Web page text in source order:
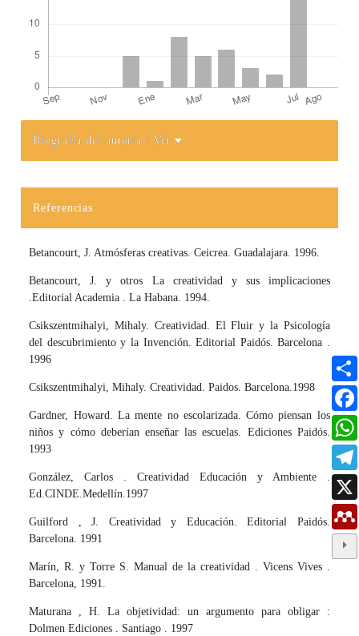
Biografía del autor/a/ Ver
Referencias
Betancourt, J. Atmósferas creativas. Ceicrea. Guadalajara. 1996.
Betancourt, J. y otros La creatividad y sus implicaciones
.Editorial Academia . La Habana. 1994.
Csikszentmihalyi, Mihaly. Creatividad. El Fluir y la Psicología
del descubrimiento y la Invención. Editorial Paidós. Barcelona .
1996
Csikszentmihalyi, Mihaly. Creatividad. Paidos. Barcelona.1998
Gardner, Howard. La mente no escolarizada. Cómo piensan los
niños y cómo deberían enseñar las escuelas. Ediciones Paidós.
1993
González, Carlos . Creatividad Educación y Ambiente .
Ed.CINDE.Medellín.1997
Guilford , J. Creatividad y Educación. Editorial Paidós.
Barcelona. 1991
Marín, R. y Torre S. Manual de la creatividad . Vicens Vives .
Barcelona, 1991.
Maturana , H. La objetividad: un argumento para obligar :
Dolmen Ediciones . Santiago . 1997